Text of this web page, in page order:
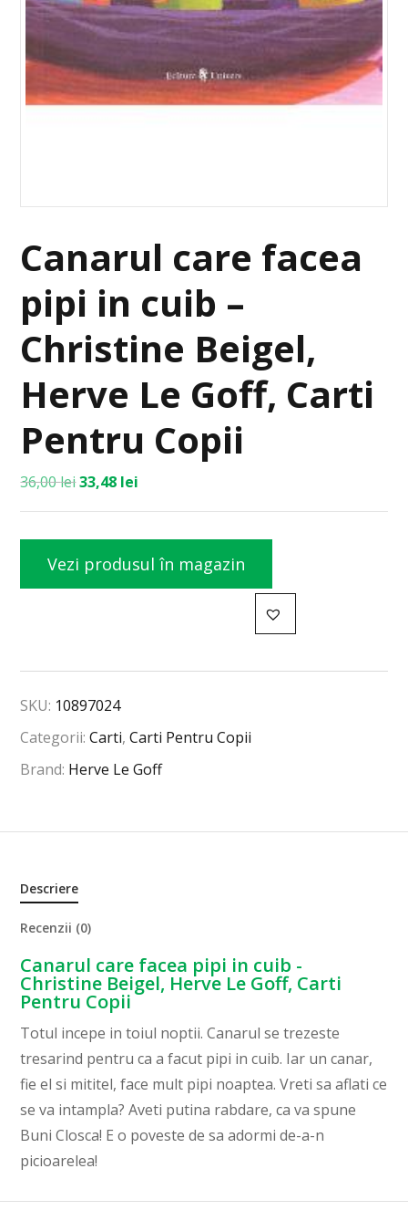
Canarul care facea
pipi in cuib –
Christine Beigel,
Herve Le Goff, Carti
Pentru Copii
36,00lei33,48 lei
Vezi produsul în magazin
SKU: 10897024
Categorii:Carti,Carti Pentru Copii
Brand: Herve Le Goff
Descriere
Recenzii (0)
Canarul care facea pipi in cuib -
Christine Beigel, Herve Le Goff, Carti
Pentru Copii
Totul incepe in toiul noptii. Canarul se trezeste
tresarind pentru ca a facut pipi in cuib. Iar un canar,
fie el si mititel, face mult pipi noaptea. Vreti sa aflati ce
se va intampla? Aveti putina rabdare, ca va spune
Buni Closca! E o poveste de sa adormi de-a-n
picioarelea!